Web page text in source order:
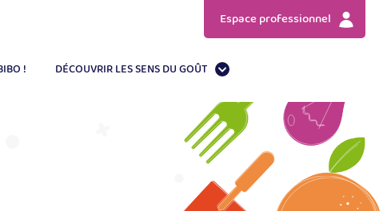
Espace professionnel
! DÉCOUVRIR LES SENS DU GOÛT